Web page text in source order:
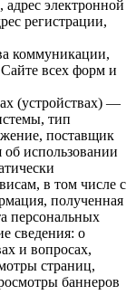
адрес электронной
регистрации,
коммуникации,
всех форм и
(устройствах) —
тип
поставщик
об использовании
в том числе с
полученная
персональных
сведения: о
и вопросах,
страниц,
баннеров